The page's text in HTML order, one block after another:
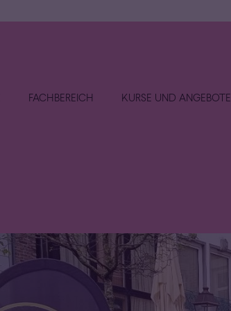
FACHBEREICH KURSE UND ANGEBOTE